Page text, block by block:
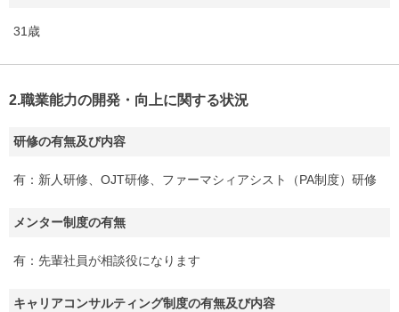
31歳
2.職業能力の開発・向上に関する状況
研修の有無及び内容
有：新人研修、OJT研修、ファーマシィアシスト（PA制度）研修
メンター制度の有無
有：先輩社員が相談役になります
キャリアコンサルティング制度の有無及び内容